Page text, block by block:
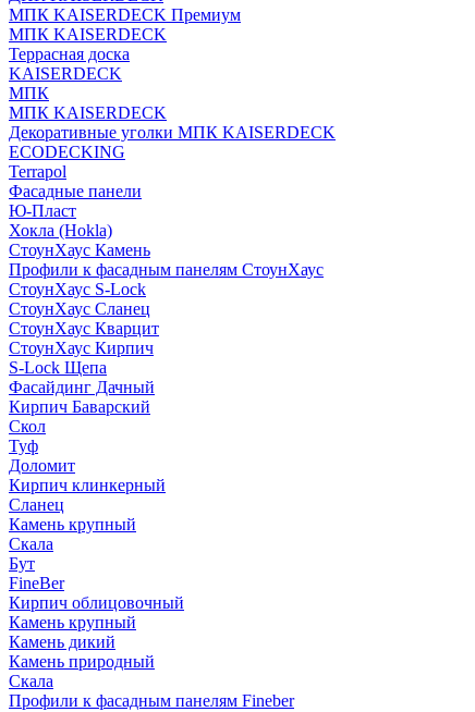
МПК KAISERDECK Премиум
МПК KAISERDECK
Террасная доска
KAISERDECK
МПК
МПК KAISERDECK
Декоративные уголки МПК KAISERDECK
ECODECKING
Terrapol
Фасадные панели
Ю-Пласт
Хокла (Hokla)
СтоунХаус Камень
Профили к фасадным панелям СтоунХаус
СтоунХаус S-Lock
СтоунХаус Сланец
СтоунХаус Кварцит
СтоунХаус Кирпич
S-Lock Щепа
Фасайдинг Дачный
Кирпич Баварский
Скол
Туф
Доломит
Кирпич клинкерный
Сланец
Камень крупный
Скала
Бут
FineBer
Кирпич облицовочный
Камень крупный
Камень дикий
Камень природный
Скала
Профили к фасадным панелям Fineber